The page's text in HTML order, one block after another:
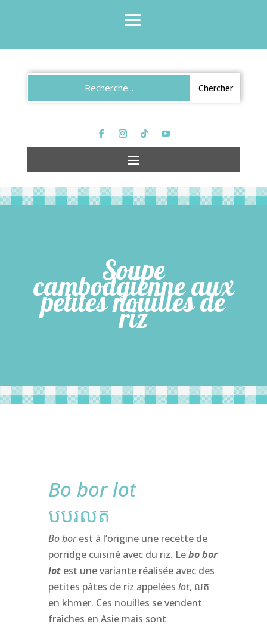
Soupe
cambodgienne aux
petites nouilles de
riz
Bo bor lot
បបរលត
Bo borest à l’origine une recette de
porridge cuisiné avec du riz. Lebo bor
lotest une variante réalisée avec des
petites pâtes de riz appelées lot, លត
en khmer. Ces nouilles se vendent
fraîches en Asie mais sont